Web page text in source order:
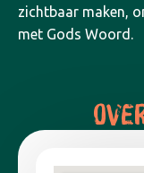
zichtbaar maken,
met Gods Woord.